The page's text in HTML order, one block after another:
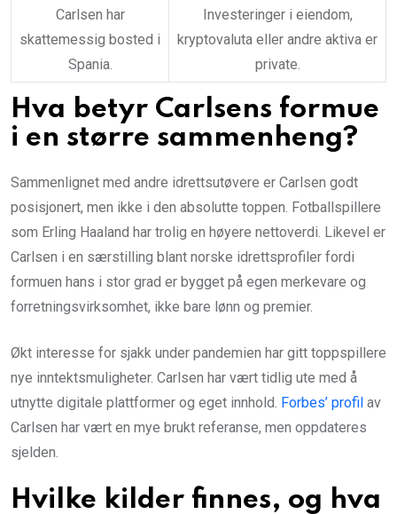
Carlsen har
skattemessig bosted i
Spania.
Investeringer i eiendom,
kryptovaluta eller andre aktiva er
private.
Hva betyr Carlsens formue
i en større sammenheng?
Sammenlignet med andre idrettsutøvere er Carlsen godt
posisjonert, men ikke i den absolutte toppen. Fotballspillere
som Erling Haaland har trolig en høyere nettoverdi. Likevel er
Carlsen i en særstilling blant norske idrettsprofiler fordi
formuen hans i stor grad er bygget på egen merkevare og
forretningsvirksomhet, ikke bare lønn og premier.
Økt interesse for sjakk under pandemien har gitt toppspillere
nye inntektsmuligheter. Carlsen har vært tidlig ute med å
utnytte digitale plattformer og eget innhold. Forbes’ profil av
Carlsen har vært en mye brukt referanse, men oppdateres
sjelden.
Hvilke kilder finnes, og hva